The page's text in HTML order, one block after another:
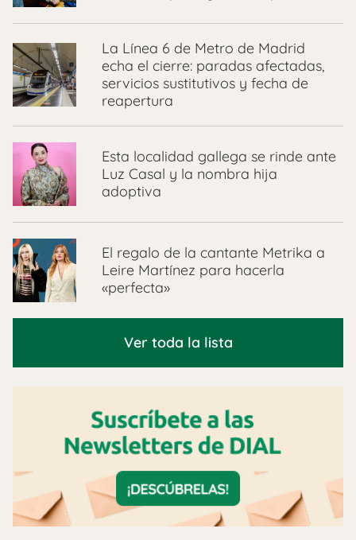
La Línea 6 de Metro de Madrid
echa el cierre: paradas afectadas,
servicios sustitutivos y fecha de
reapertura
Esta localidad gallega se rinde ante
Luz Casal y la nombra hija
adoptiva
El regalo de la cantante Metrika a
Leire Martínez para hacerla
«perfecta»
Ver toda la lista